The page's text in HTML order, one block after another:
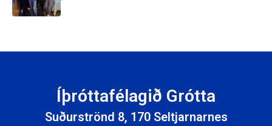
Íþróttafélagið Grótta
Suðurströnd 8, 170 Seltjarnarnes